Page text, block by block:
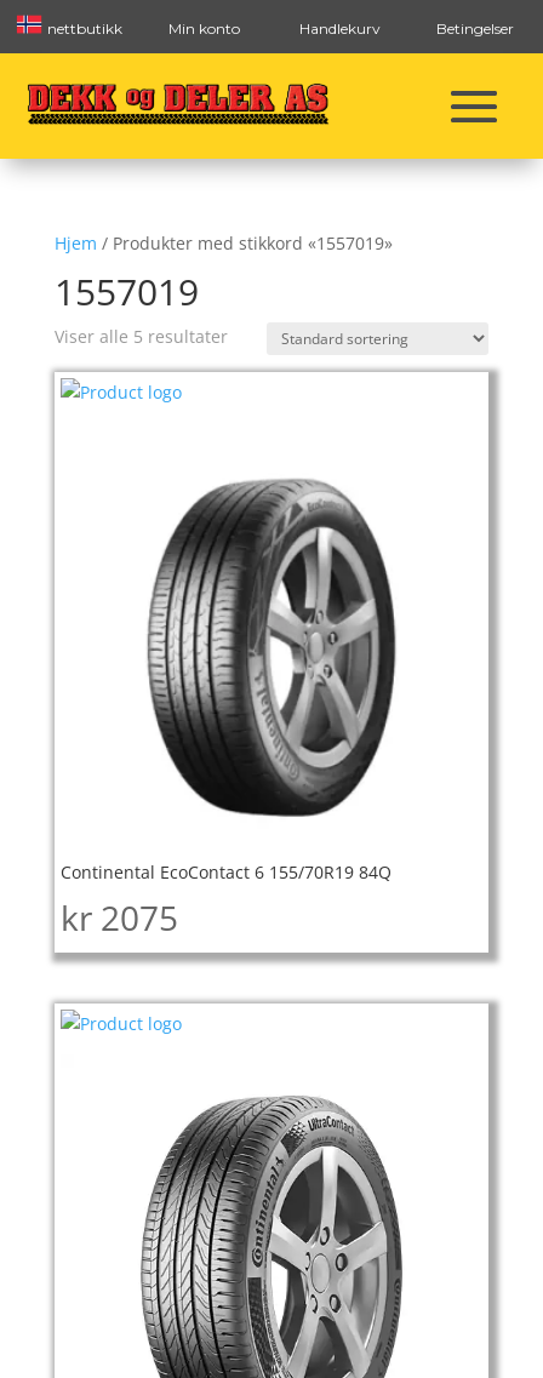
nettbutikk Min konto Handlekurv Betingelser
Hjem / Produkter med stikkord «1557019»
1557019
Viser alle 5 resultater
Continental EcoContact 6 155/70R19 84Q
kr 2075